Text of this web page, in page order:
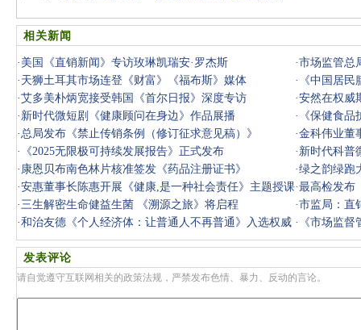
相关新闻
· 美国《直销新闻》专访玫琳凯瑞安·罗杰斯 ·市场监管总
· 天狮土耳其市场连登《财富》《福布斯》媒体 ·
《中国居
·艾多美朴炳宽接受韩国《首尔日报》深度专访 ·安然在权威
· 新时代微短剧《健康顾问在身边》作品展播 ·
《保健食
·总局发布《禁止传销条例（修订征求意见稿）》 ·金科伟业董
·
《2025无限极可持续发展报告》正式发布 · 新时代科普
· 康恩贝布南色林片核准签发《药品注册证书》 ·绿之韵绿跑
·安惠董事长陈惠开展《健康,是一种社会责任》主题授课·最高检发布
·三生解密生命健益生菌 《溯源之旅》将启程 ·市监局：直
·和治友德《个人经济体：让普通人不再普通》入选权威
书单
· 《市场监
发表评论
请自觉遵守互联网相关的政策法规，严禁发布色情、暴力、反动的言论。